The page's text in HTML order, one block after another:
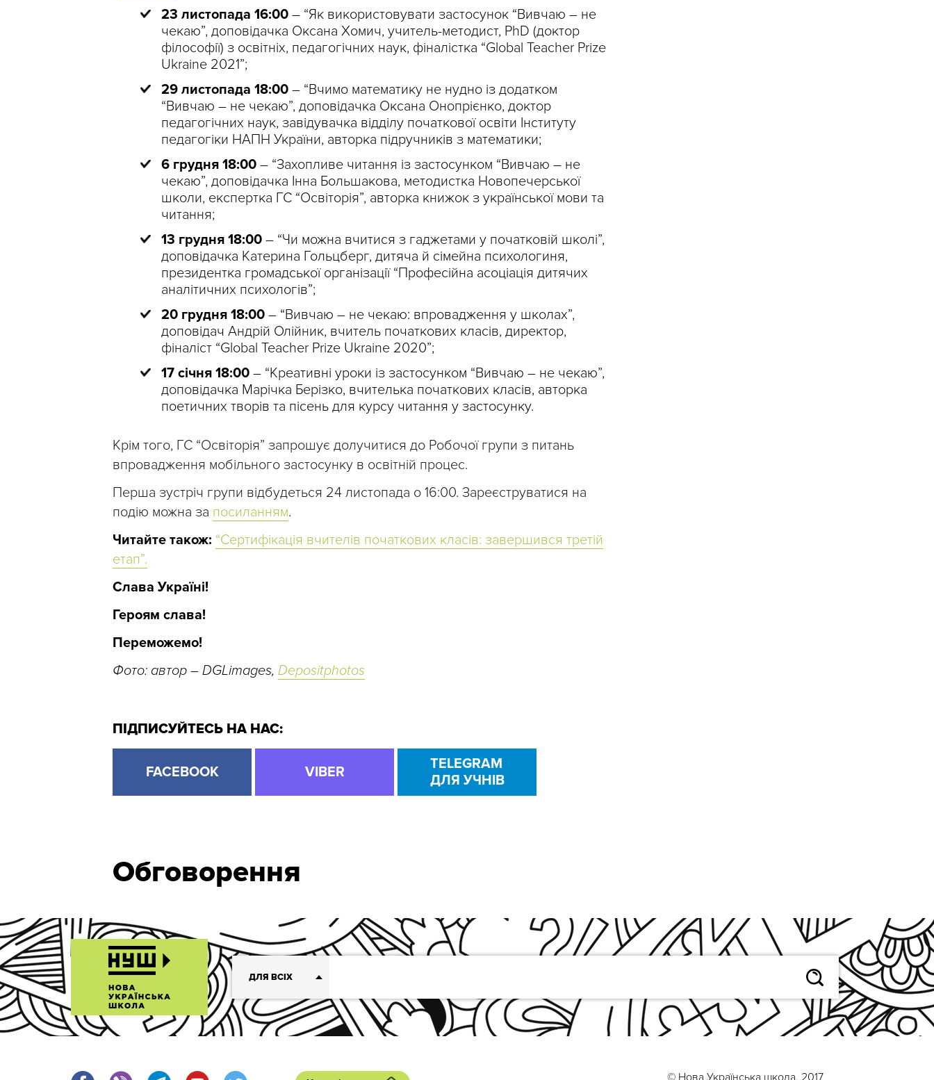
23 листопада 16:00 – “Як використовувати застосунок “Вивчаю – не
чекаю”, доповідачка Оксана Хомич, учитель-методист, PhD (доктор
філософії) з освітніх, педагогічних наук, фіналістка “Global Teacher Prize
Ukraine 2021”;
29 листопада 18:00 – “Вчимо математику не нудно із додатком
“Вивчаю – не чекаю”, доповідачка Оксана Онопрієнко, доктор
педагогічних наук, завідувачка відділу початкової освіти Інституту
педагогіки НАПН України, авторка підручників з математики;
6 грудня 18:00 – “Захопливе читання із застосунком “Вивчаю – не
чекаю”, доповідачка Інна Большакова, методистка Новопечерської
школи, експертка ГС “Освіторія”, авторка книжок з української мови та
читання;
13 грудня 18:00 – “Чи можна вчитися з гаджетами у початковій школі”,
доповідачка Катерина Гольцберг, дитяча й сімейна психологиня,
президентка громадської організації “Професійна асоціація дитячих
аналітичних психологів”;
20 грудня 18:00 – “Вивчаю – не чекаю: впровадження у школах”,
доповідач Андрій Олійник, вчитель початкових класів, директор,
фіналіст “Global Teacher Prize Ukraine 2020”;
17 січня 18:00 – “Креативні уроки із застосунком “Вивчаю – не чекаю”,
доповідачка Марічка Берізко, вчителька початкових класів, авторка
поетичних творів та пісень для курсу читання у застосунку.
Крім того, ГС “Освіторія” запрошує долучитися до Робочої групи з питань
впровадження мобільного застосунку в освітній процес.
Перша зустріч групи відбудеться 24 листопада о 16:00. Зареєструватися на
подію можна за посиланням.
Читайте також: “Сертифікація вчителів початкових класів: завершився третій
етап”.
Слава Україні!
Героям слава!
Переможемо!
Фото: автор – DGLimages, Depositphotos
ПІДПИСУЙТЕСЬ НА НАС:
FACEBOOK VIBER
TELEGRAM
ДЛЯ УЧНІВ
Обговорення
ДЛЯ ВСІХ